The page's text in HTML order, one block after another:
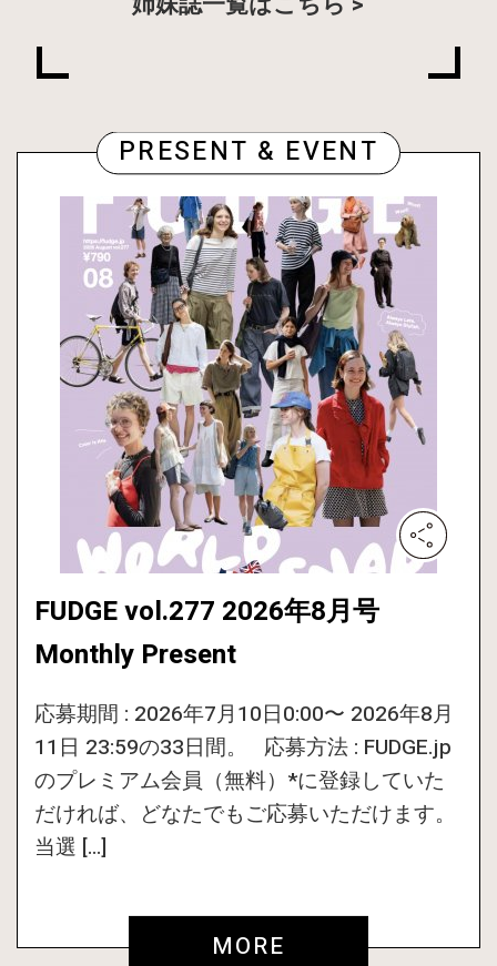
PRESENT & EVENT
FUDGE vol.277 2026年8月号
Monthly Present
応募期間 : 2026年7月10日0:00〜 2026年8月
11日 23:59の33日間。 応募方法 : FUDGE.jp
のプレミアム会員（無料）*に登録していた
だければ、どなたでもご応募いただけます。
当選 […]
MORE